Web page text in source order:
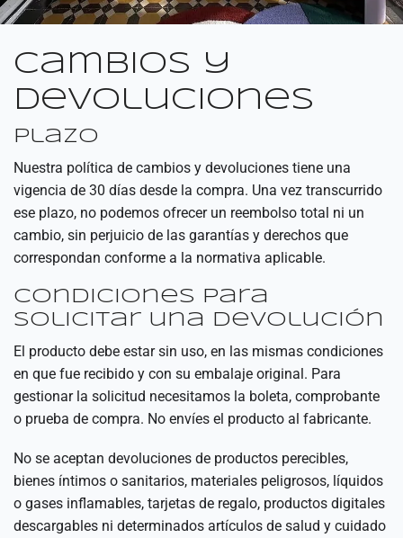
Cambios y
devoluciones
Plazo
Nuestra política de cambios y devoluciones tiene una
vigencia de 30 días desde la compra. Una vez transcurrido
ese plazo, no podemos ofrecer un reembolso total ni un
cambio, sin perjuicio de las garantías y derechos que
correspondan conforme a la normativa aplicable.
Condiciones para
solicitar una devolución
El producto debe estar sin uso, en las mismas condiciones
en que fue recibido y con su embalaje original. Para
gestionar la solicitud necesitamos la boleta, comprobante
o prueba de compra. No envíes el producto al fabricante.
No se aceptan devoluciones de productos perecibles,
bienes íntimos o sanitarios, materiales peligrosos, líquidos
o gases inflamables, tarjetas de regalo, productos digitales
descargables ni determinados artículos de salud y cuidado